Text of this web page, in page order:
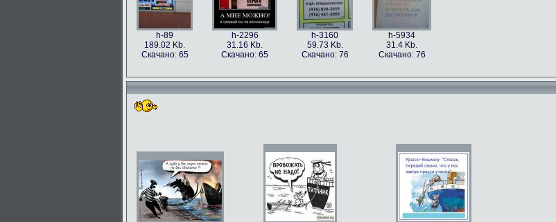
h-89
189.02 Kb.
Скачано: 65
h-2296
31.16 Kb.
Скачано: 65
h-3160
59.73 Kb.
Скачано: 76
h-5934
31.4 Kb.
Скачано: 76